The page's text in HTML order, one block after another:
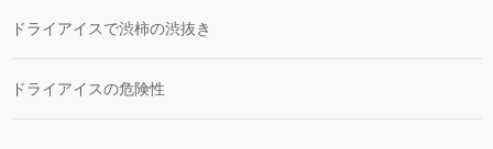
ドライアイスで渋柿の渋抜き
ドライアイスの危険性